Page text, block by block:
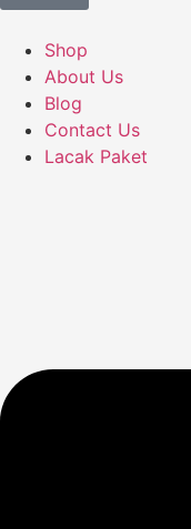
Shop
About Us
Blog
Contact Us
Lacak Paket